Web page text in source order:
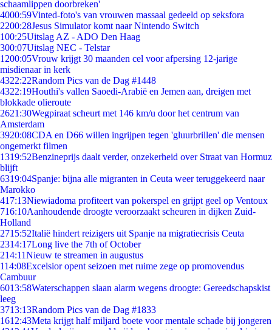
schaamlippen doorbreken'
4000:59Vinted-foto's van vrouwen massaal gedeeld op seksfora
2200:28Jesus Simulator komt naar Nintendo Switch
100:25Uitslag AZ - ADO Den Haag
300:07Uitslag NEC - Telstar
1200:05Vrouw krijgt 30 maanden cel voor afpersing 12-jarige
misdienaar in kerk
4322:22Random Pics van de Dag #1448
4322:19Houthi's vallen Saoedi-Arabië en Jemen aan, dreigen met
blokkade olieroute
2621:30Wegpiraat scheurt met 146 km/u door het centrum van
Amsterdam
3920:08CDA en D66 willen ingrijpen tegen 'gluurbrillen' die mensen
ongemerkt filmen
1319:52Benzineprijs daalt verder, onzekerheid over Straat van Hormuz
blijft
6319:04Spanje: bijna alle migranten in Ceuta weer teruggekeerd naar
Marokko
417:13Niewiadoma profiteert van pokerspel en grijpt geel op Ventoux
716:10Aanhoudende droogte veroorzaakt scheuren in dijken Zuid-
Holland
2715:52Italië hindert reizigers uit Spanje na migratiecrisis Ceuta
2314:17Long live the 7th of October
214:11Nieuw te streamen in augustus
114:08Excelsior opent seizoen met ruime zege op promovendus
Cambuur
6013:58Waterschappen slaan alarm wegens droogte: Gereedschapskist
leeg
3713:13Random Pics van de Dag #1833
1612:43Meta krijgt half miljard boete voor mentale schade bij jongeren